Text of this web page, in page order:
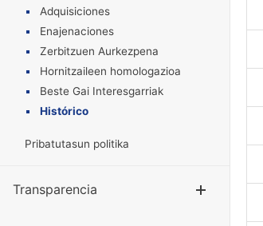
Adquisiciones
Enajenaciones
Zerbitzuen Aurkezpena
Hornitzaileen homologazioa
Beste Gai Interesgarriak
Histórico
Pribatutasun politika
Transparencia